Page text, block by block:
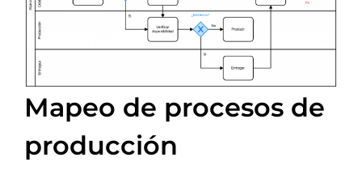
Mapeo de procesos de
producción